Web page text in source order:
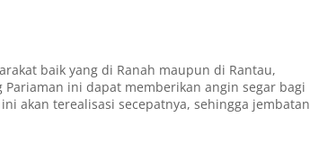
baik yang di Ranah maupun di Rantau,
Pariaman ini dapat memberikan angin segar bagi
akan terealisasi secepatnya, sehingga jembatan